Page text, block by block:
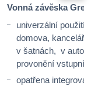
Vonná závěska Green
univerzální použití – v
domova, kanceláře,
v šatnách, v
provonění vstupních
opatřena